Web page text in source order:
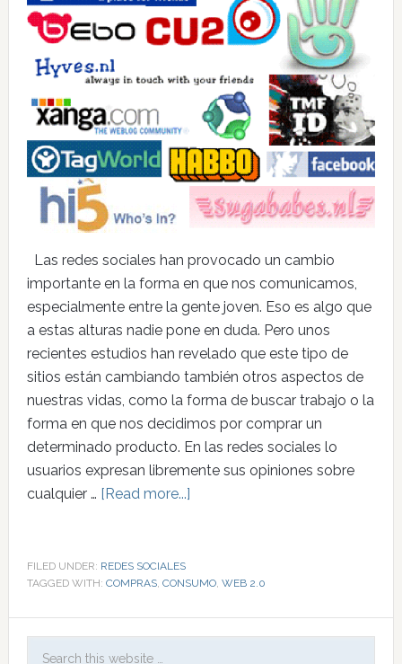
Las redes sociales han provocado un cambio
importante en la forma en que nos comunicamos,
especialmente entre la gente joven. Eso es algo que
a estas alturas nadie pone en duda. Pero unos
recientes estudios han revelado que este tipo de
sitios están cambiando también otros aspectos de
nuestras vidas, como la forma de buscar trabajo o la
forma en que nos decidimos por comprar un
determinado producto. En las redes sociales lo
usuarios expresan libremente sus opiniones sobre
cualquier … [Read more...]
FILED UNDER: REDES SOCIALES
TAGGED WITH: COMPRAS, CONSUMO, WEB 2.0